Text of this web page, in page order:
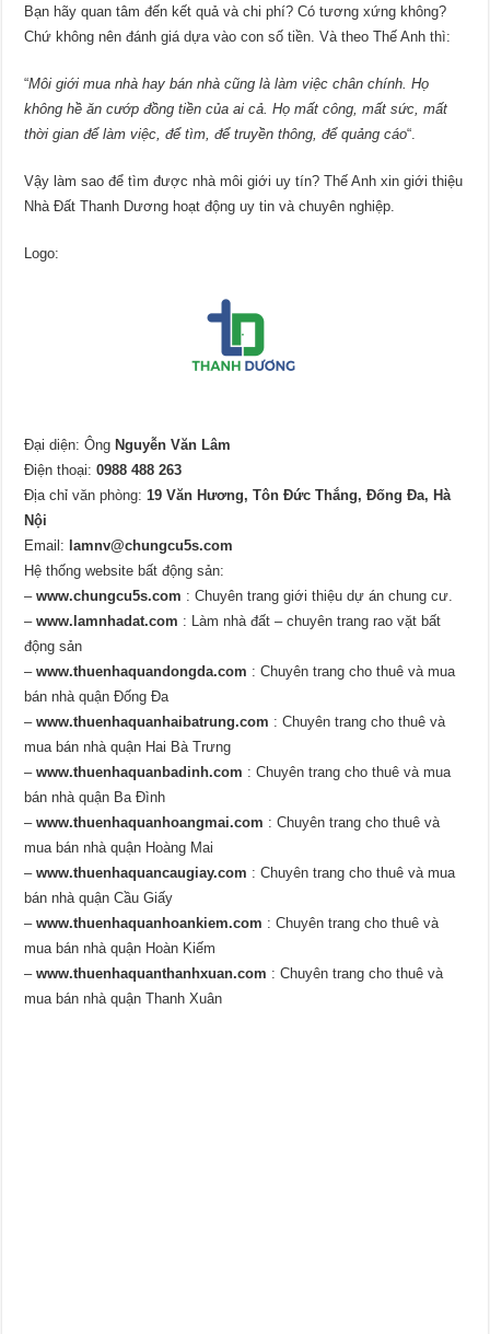
Bạn hãy quan tâm đến kết quả và chi phí? Có tương xứng không?
Chứ không nên đánh giá dựa vào con số tiền. Và theo Thế Anh thì:
“Môi giới mua nhà hay bán nhà cũng là làm việc chân chính. Họ
không hề ăn cướp đồng tiền của ai cả. Họ mất công, mất sức, mất
thời gian để làm việc, để tìm, để truyền thông, để quảng cáo“.
Vậy làm sao để tìm được nhà môi giới uy tín? Thế Anh xin giới thiệu
Nhà Đất Thanh Dương hoạt động uy tin và chuyên nghiệp.
Logo:
Đại diện: Ông Nguyễn Văn Lâm
Điện thoại:0988 488 263
Địa chỉ văn phòng: 19 Văn Hương, Tôn Đức Thắng, Đống Đa, Hà
Nội
Email: lamnv@chungcu5s.com
Hệ thống website bất động sản:
–www.chungcu5s.com : Chuyên trang giới thiệu dự án chung cư.
–www.lamnhadat.com : Làm nhà đất – chuyên trang rao vặt bất
động sản
–www.thuenhaquandongda.com : Chuyên trang cho thuê và mua
bán nhà quận Đống Đa
–www.thuenhaquanhaibatrung.com : Chuyên trang cho thuê và
mua bán nhà quận Hai Bà Trưng
–www.thuenhaquanbadinh.com : Chuyên trang cho thuê và mua
bán nhà quận Ba Đình
–www.thuenhaquanhoangmai.com : Chuyên trang cho thuê và
mua bán nhà quận Hoàng Mai
–www.thuenhaquancaugiay.com : Chuyên trang cho thuê và mua
bán nhà quận Cầu Giấy
–www.thuenhaquanhoankiem.com : Chuyên trang cho thuê và
mua bán nhà quận Hoàn Kiếm
–www.thuenhaquanthanhxuan.com : Chuyên trang cho thuê và
mua bán nhà quận Thanh Xuân